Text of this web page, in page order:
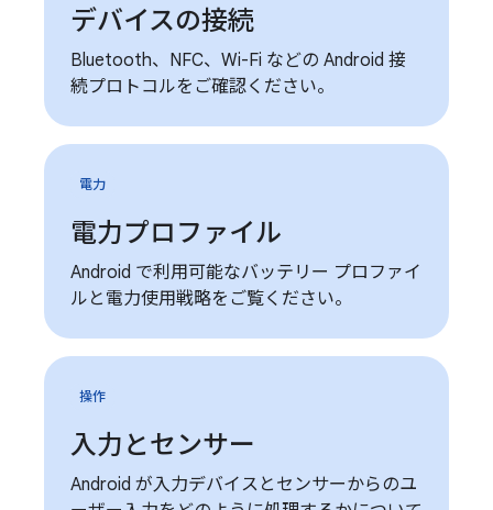
デバイスの接続
Bluetooth、NFC、Wi-Fi などの Android 接
続プロトコルをご確認ください。
電力
電力プロファイル
Android で利用可能なバッテリー プロファイ
ルと電力使用戦略をご覧ください。
操作
入力とセンサー
Android が入力デバイスとセンサーからのユ